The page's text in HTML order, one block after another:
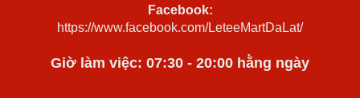
Facebook:
https://www.facebook.com/LeteeMartDaLat/
Giờ làm việc: 07:30 - 20:00 hằng ngày